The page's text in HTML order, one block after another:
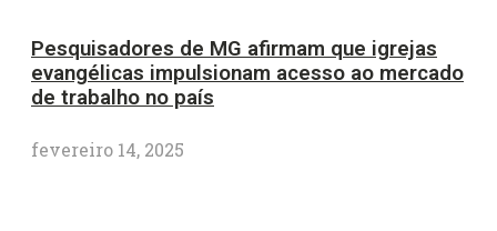
Pesquisadores de MG afirmam que igrejas
evangélicas impulsionam acesso ao mercado
de trabalho no país
fevereiro 14, 2025